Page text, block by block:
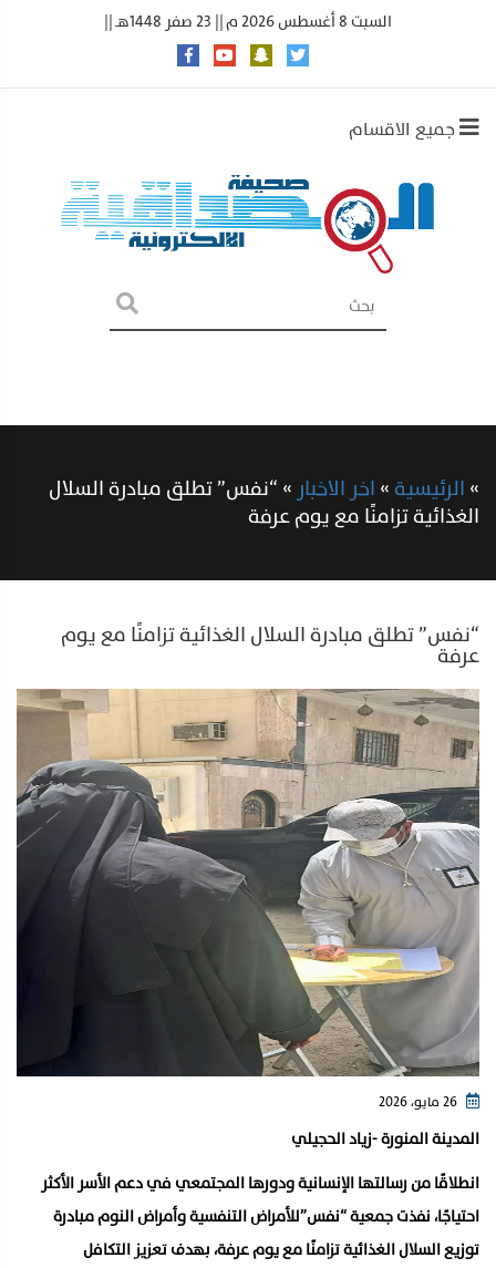
السبت 8 أغسطس 2026 م || 23 صفر 1448هـ ||
جميع الاقسام
»الرئيسية»اخر الاخبار »“نفس” تطلق مبادرة السلال
الغذائية تزامنًا مع يوم عرفة
“نفس” تطلق مبادرة السلال الغذائية تزامنًا مع يوم
عرفة
المدينة المنورة -زياد الحجيلي
انطلاقًا من رسالتها الإنسانية ودورها المجتمعي في دعم الأسر الأكثر
احتياجًا، نفذت جمعية “نفس”للأمراض التنفسية وأمراض النوم مبادرة
توزيع السلال الغذائية تزامنًا مع يوم عرفة، بهدف تعزيز التكافل